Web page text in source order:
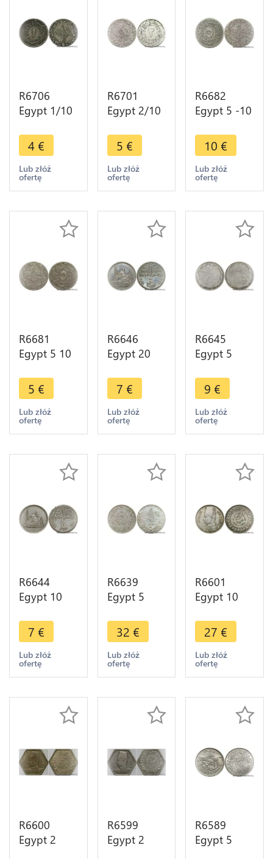
R6706
Egypt 1/10
Hamid II
AH 1293
/24 1898 ->
Make offer
4 €
Lub złóż
ofertę
R6701
Egypt 2/10
Hamid II
AH 1293
/10 1884 ->
Make offer
5 €
Lub złóż
ofertę
R6682
Egypt 5 -10
Hamid II
AH 1293
/20 1894 ->
Make offer
10 €
Lub złóż
ofertę
R6681
Egypt 5 10
Hamid II
AH 1293
/30 1904 ->
Make offer
5 €
Lub złóż
ofertę
R6646
Egypt 20
Piastres
Mosque
Mohammad
Ali AH 1404
Make offer
7 €
Lub złóż
ofertę
R6645
Egypt 5
Hussein
Kamel AH
1335 1917
Silver ->
9 €
Lub złóż
ofertę
R6644
Egypt 10
Piastres
Mosque
Mohammad
Ali AH 1404
Make offer
7 €
Lub złóż
ofertę
R6639
Egypt 5
Muhammad
V AH 1327
/6 1913 H
Heaton
Make offer
32 €
Lub złóż
ofertę
R6601
Egypt 10
Piastres
Farouk AH
1356 1937
Silver ->
27 €
Lub złóż
ofertę
R6600
Egypt 2
R6599
Egypt 2
R6589
Egypt 5